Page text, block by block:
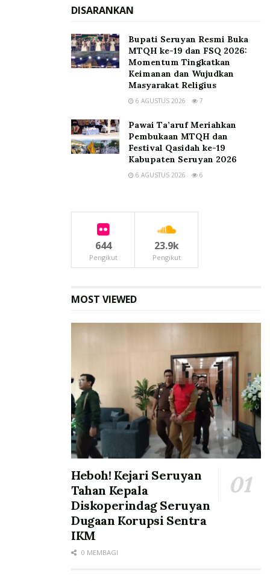
DISARANKAN
Bupati Seruyan Resmi Buka
MTQH ke-19 dan FSQ 2026:
Momentum Tingkatkan
Keimanan dan Wujudkan
Masyarakat Religius
6 AGUSTUS 2026 7
Pawai Ta’aruf Meriahkan
Pembukaan MTQH dan
Festival Qasidah ke-19
Kabupaten Seruyan 2026
6 AGUSTUS 2026 6
644
Pengikut
23.9k
Pengikut
MOST VIEWED
Heboh! Kejari Seruyan
Tahan Kepala
Diskoperindag Seruyan
Dugaan Korupsi Sentra
IKM
0 MEMBAGI